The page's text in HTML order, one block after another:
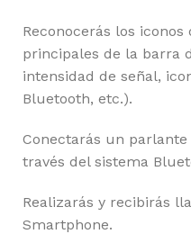
Reconocerás los
principales de la barra
intensidad de señal,
Bluetooth, etc.).
Conectarás un
través del sistema
Realizarás y recibirás
Smartphone.